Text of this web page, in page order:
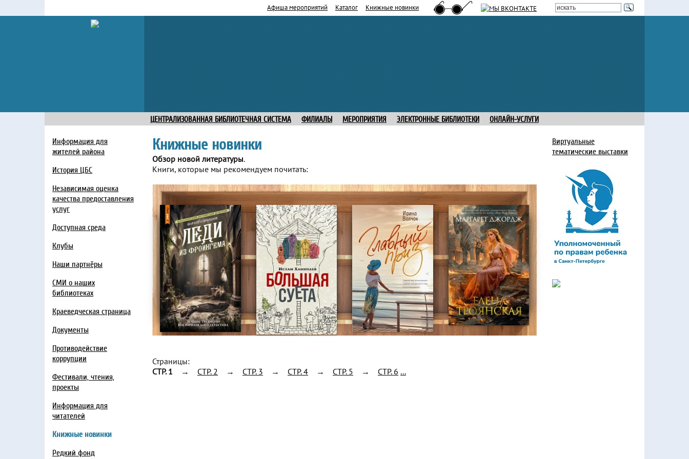
Афиша мероприятий Каталог Книжные новинки
ЦЕНТРАЛИЗОВАННАЯ БИБЛИОТЕЧНАЯ СИСТЕМА ФИЛИАЛЫ МЕРОПРИЯТИЯ ЭЛЕКТРОННЫЕ БИБЛИОТЕКИ ОНЛАЙН-УСЛУГИ
Информация для
жителей района
История ЦБС
Независимая оценка
качества предоставления
услуг
Доступная среда
Клубы
Наши партнёры
СМИ о наших
библиотеках
Краеведческая страница
Документы
Противодействие
коррупции
Фестивали, чтения,
проекты
Информация для
читателей
Книжные новинки
Редкий фонд
Книжные новинки
Обзор новой литературы.
Книги, которые мы рекомендуем почитать:
Страницы:
CTP. 1 → CTP. 2 → CTP. 3 → CTP. 4 → CTP. 5 → CTP. 6 ...
Виртуальные
тематические выставки